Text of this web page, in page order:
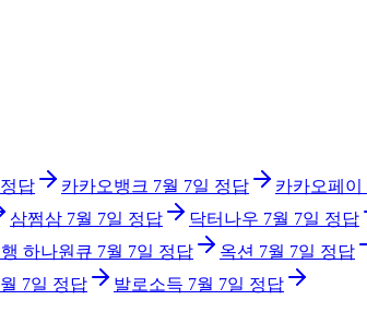
정답 카카오뱅크 7월 7일 정답 카카오페이
삼쩜삼 7월 7일 정답 닥터나우 7월 7일 정답
하나원큐 7월 7일 정답 옥션 7월 7일 정답
7일 정답 발로소득 7월 7일 정답